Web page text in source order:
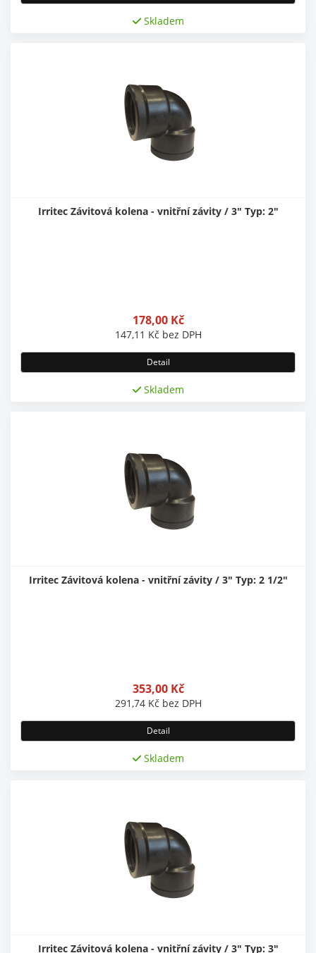
Skladem
Irritec Závitová kolena - vnitřní závity / 3" Typ: 2"
178,00 Kč
147,11 Kč bez DPH
Detail
Skladem
Irritec Závitová kolena - vnitřní závity / 3" Typ: 2 1/2"
353,00 Kč
291,74 Kč bez DPH
Detail
Skladem
Irritec Závitová kolena - vnitřní závity / 3" Typ: 3"